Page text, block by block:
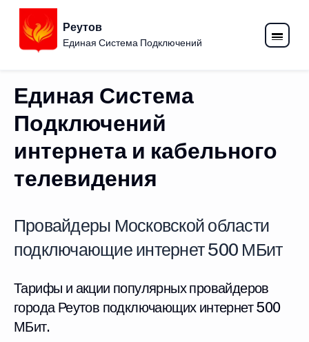
Реутов
Единая Система Подключений
Единая Система
Подключений
интернета и кабельного
телевидения
Провайдеры Московской области
подключающие интернет 500 МБит
Тарифы и акции популярных провайдеров
города Реутов подключающих интернет 500
МБит.